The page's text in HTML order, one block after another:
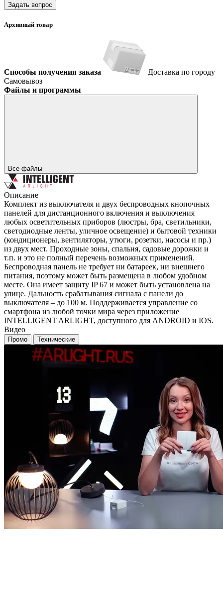
Задать вопрос
Архивный товар
Способы получения заказа
Доставка по городу
Самовывоз
Файлы и программы
Все файлы
Описание
Комплект из выключателя и двух беспроводных кнопочных
панелей для дистанционного включения и выключения
любых осветительных приборов (люстры, бра, светильники,
светодиодные ленты, уличное освещение) и бытовой техники
(кондиционеры, вентиляторы, утюги, розетки, насосы и пр.)
из двух мест. Проходные зоны, спальня, садовые дорожки и
т.п. и это не полный перечень возможных применений.
Беспроводная панель не требует ни батареек, ни внешнего
питания, поэтому может быть размещена в любом удобном
месте. Она имеет защиту IP 67 и может быть установлена на
улице. Дальность срабатывания сигнала с панели до
выключателя – до 100 м. Поддерживается управление со
смартфона из любой точки мира через приложение
INTELLIGENT ARLIGHT, доступного для ANDROID и IOS.
Видео
Промо Технические